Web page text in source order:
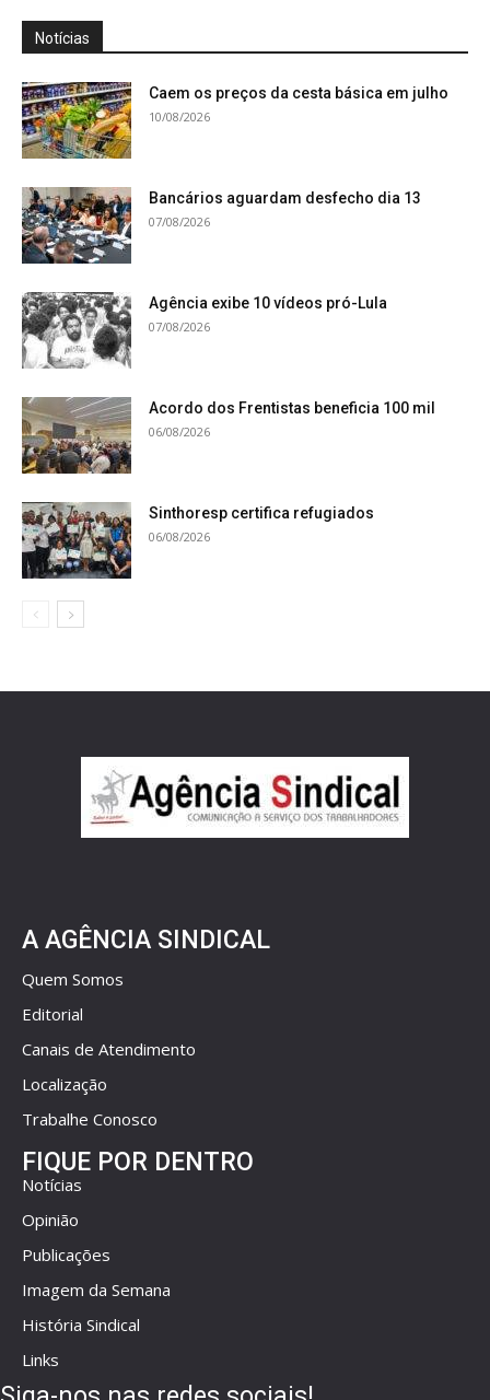
Notícias
Caem os preços da cesta básica em julho
10/08/2026
Bancários aguardam desfecho dia 13
07/08/2026
Agência exibe 10 vídeos pró-Lula
07/08/2026
Acordo dos Frentistas beneficia 100 mil
06/08/2026
Sinthoresp certifica refugiados
06/08/2026
A AGÊNCIA SINDICAL
Quem Somos
Editorial
Canais de Atendimento
Localização
Trabalhe Conosco
FIQUE POR DENTRO
Notícias
Opinião
Publicações
Imagem da Semana
História Sindical
Links